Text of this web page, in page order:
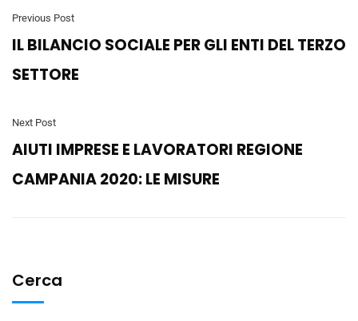
Previous Post
IL BILANCIO SOCIALE PER GLI ENTI DEL TERZO
SETTORE
Next Post
AIUTI IMPRESE E LAVORATORI REGIONE
CAMPANIA 2020: LE MISURE
Cerca